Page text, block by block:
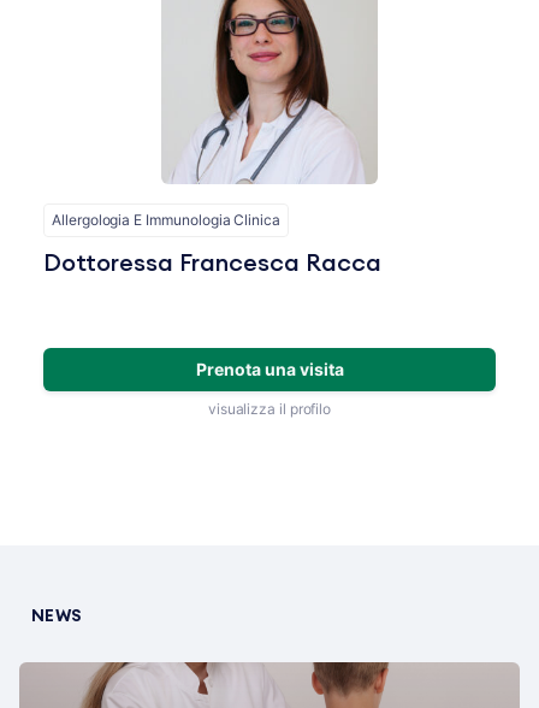
Allergologia E Immunologia Clinica
Dottoressa Francesca Racca
Prenota una visita
visualizza il profilo
NEWS